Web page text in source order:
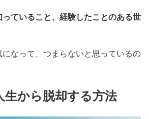
っていること、経験したことのある世
になって、つまらないと思っているの
から脱却する方法